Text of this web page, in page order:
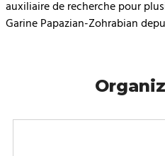
auxiliaire de recherche pour
Garine Papazian-Zohrabian